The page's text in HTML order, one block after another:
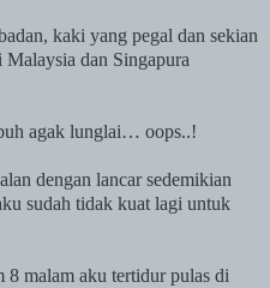
kaki yang pegal dan sekian
Malaysia dan Singapura
agak lunglai… oops..!
dengan lancar sedemikian
sudah tidak kuat lagi untuk
malam aku tertidur pulas di